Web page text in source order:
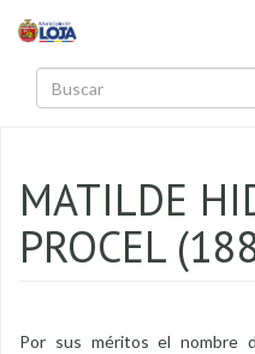
MATILDE
PROCEL
Por sus méritos el nombre